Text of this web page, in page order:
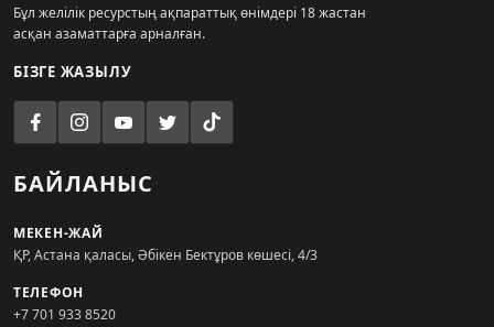
Бұл желілік ресурстың ақпараттық өнімдері 18 жастан
асқан азаматтарға арналған.
БІЗГЕ ЖАЗЫЛУ
БАЙЛАНЫС
МЕКЕН-ЖАЙ
ҚР, Астана қаласы, Әбікен Бектұров көшесі, 4/3
ТЕЛЕФОН
+7 701 933 8520